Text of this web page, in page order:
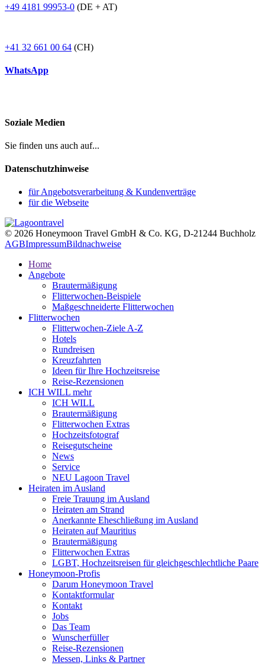
+49 4181 99953-0 (DE + AT)
+41 32 661 00 64 (CH)
WhatsApp
Soziale Medien
Sie finden uns auch auf...
Datenschutzhinweise
für Angebotsverarbeitung & Kundenverträge
für die Webseite
© 2026 Honeymoon Travel GmbH & Co. KG, D-21244 Buchholz
AGBImpressumBildnachweise
Home
Angebote
Brautermäßigung
Flitterwochen-Beispiele
Maßgeschneiderte Flitterwochen
Flitterwochen
Flitterwochen-Ziele A-Z
Hotels
Rundreisen
Kreuzfahrten
Ideen für Ihre Hochzeitsreise
Reise-Rezensionen
ICH WILL mehr
ICH WILL
Brautermäßigung
Flitterwochen Extras
Hochzeitsfotograf
Reisegutscheine
News
Service
NEU Lagoon Travel
Heiraten im Ausland
Freie Trauung im Ausland
Heiraten am Strand
Anerkannte Eheschließung im Ausland
Heiraten auf Mauritius
Brautermäßigung
Flitterwochen Extras
LGBT, Hochzeitsreisen für gleichgeschlechtliche Paare
Honeymoon-Profis
Darum Honeymoon Travel
Kontaktformular
Kontakt
Jobs
Das Team
Wunscherfüller
Reise-Rezensionen
Messen, Links & Partner